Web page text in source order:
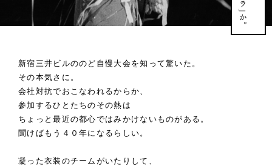
新宿三井ビルののど自慢大会を知って驚いた。
その本気さに。
会社対抗でおこなわれるからか、
参加するひとたちのその熱は
ちょっと最近の都心ではみかけないものがある。
聞けばもう４０年になるらしい。
凝った衣装のチームがいたりして、